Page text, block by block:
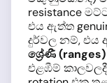
resistance
එය ඇත්ත
දුර්වල නම්, එය
ශ්‍රේණී
එළඹීම්